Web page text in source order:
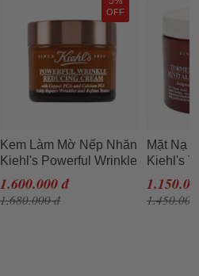
OFF
Kem Làm Mờ Nếp Nhăn
Kiehl's Powerful Wrinkle
Reducing Cream 50ml
1.600.000 đ
1.680.000 đ
Mặt Nạ
Kiehl's
100ml